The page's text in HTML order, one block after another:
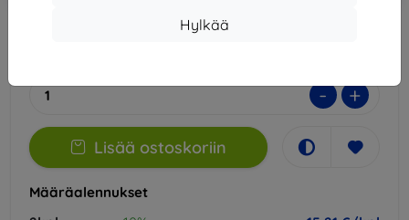
Hylkää
- +
Lisää ostoskoriin
Määräalennukset